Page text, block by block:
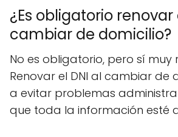
¿Es obligatorio renovar
cambiar de domicilio?
No es obligatorio, pero sí muy
Renovar el DNI al cambiar de
a evitar problemas
que toda la información esté